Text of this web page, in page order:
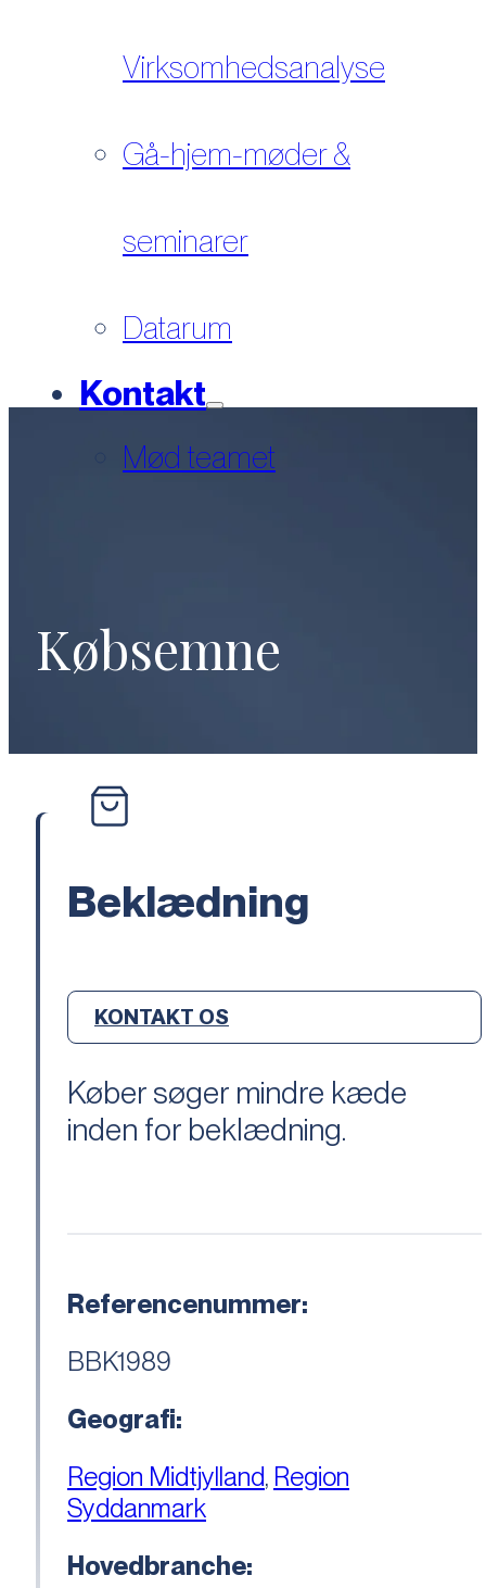
Virksomhedsanalyse
Gå-hjem-møder &
seminarer
Datarum
Kontakt
Mød teamet
Købsemne
Beklædning
KONTAKT OS
Køber søger mindre kæde
inden for beklædning.
Referencenummer:
BBK1989
Geografi:
Region Midtjylland, Region
Syddanmark
Hovedbranche: